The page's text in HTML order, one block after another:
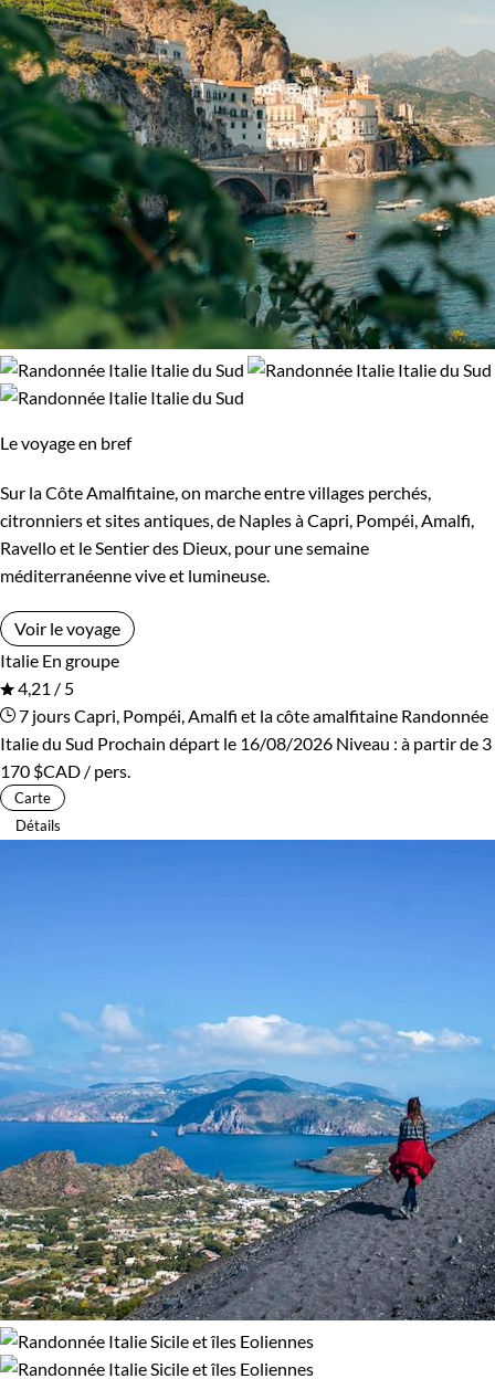
Standard Supérieur
Haut de gamme
Itinérance
Itinérant Semi-itinérant
En étoile
Bord de mer et îles Brousse et Savane
Désert
Montagne Patrimoine et Nature
Le voyage en bref
Sur la Côte Amalfitaine, on marche entre villages perchés,
citronniers et sites antiques, de Naples à Capri, Pompéi, Amalfi,
Ravello et le Sentier des Dieux, pour une semaine
méditerranéenne vive et lumineuse.
Voir le voyage
Italie En groupe
4,21 / 5
7 joursCapri, Pompéi, Amalfi et la côte amalfitaine Randonnée
Italie du Sud Prochain départ le 16/08/2026 Niveau : à partir de 3
170 $CAD / pers.
Carte
Détails